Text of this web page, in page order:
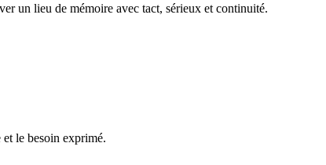
un lieu de mémoire avec tact, sérieux et continuité.
le besoin exprimé.